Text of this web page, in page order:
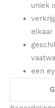
uniek
een